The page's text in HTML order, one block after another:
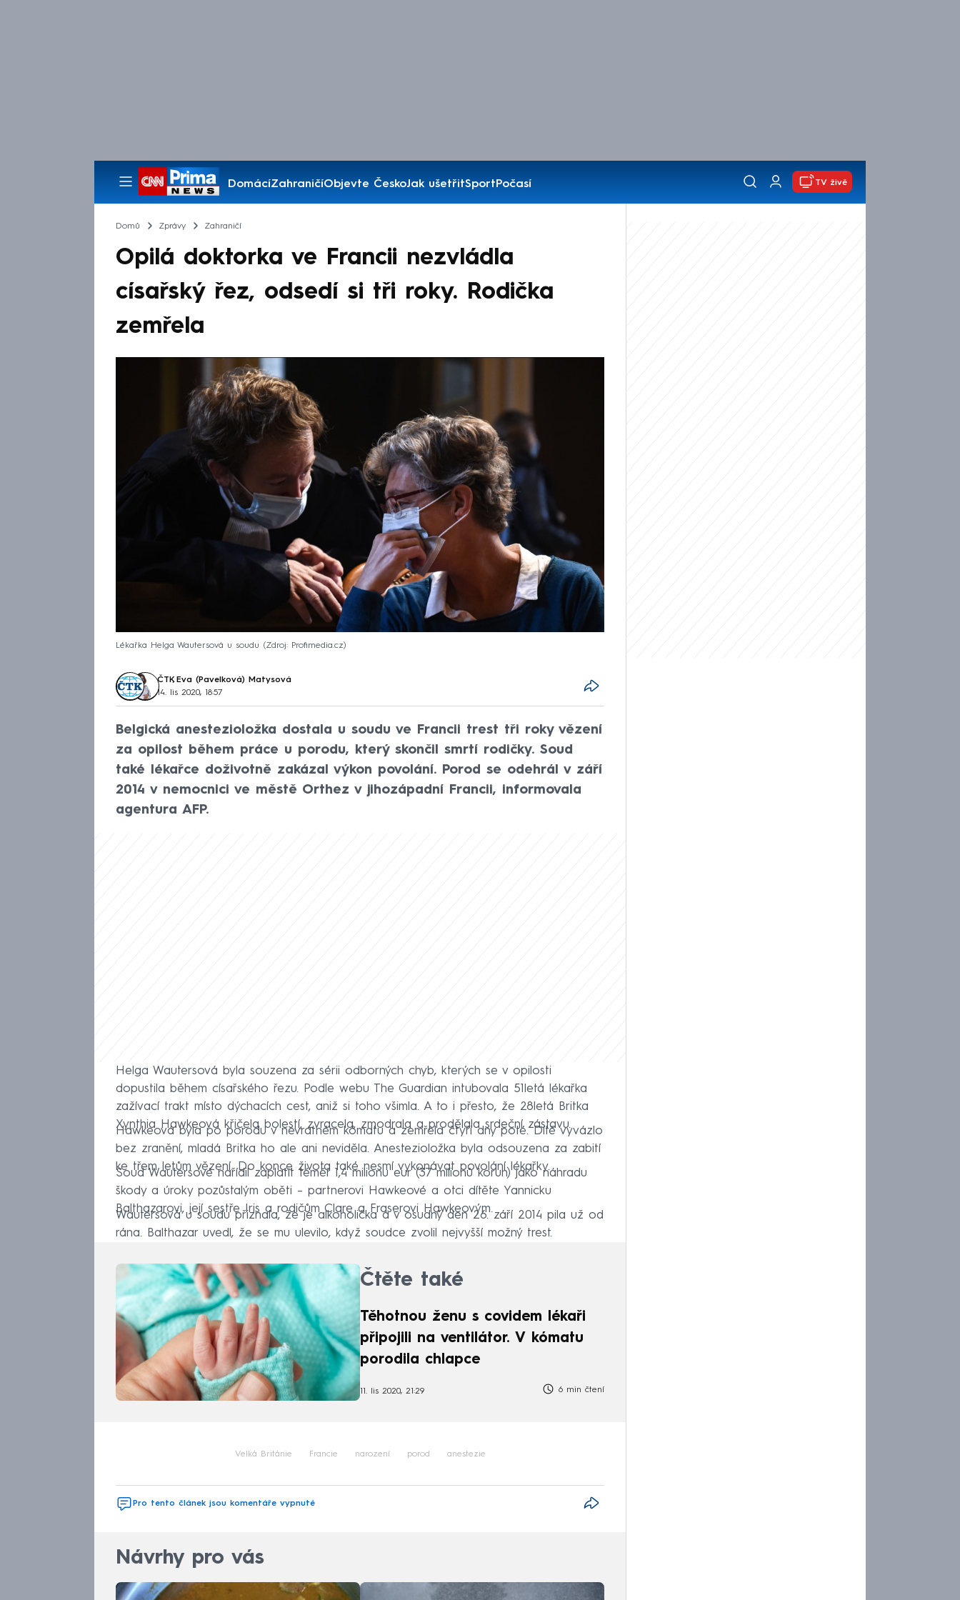
DomácíZahraničíObjevte ČeskoJak ušetřitSportPočasí
Pořady
TV živě
Domů Zprávy Zahraničí
Opilá doktorka ve Francii nezvládla
císařský řez, odsedí si tři roky. Rodička
zemřela
Lékařka Helga Wautersová u soudu Zdroj: Profimedia.cz
ČTK, Eva (Pavelková) Matysová
14. lis 2020, 18:57
Belgická anestezioložka dostala u soudu ve Francii trest tři roky vězení
za opilost během práce u porodu, který skončil smrtí rodičky. Soud
také lékařce doživotně zakázal výkon povolání. Porod se odehrál v září
2014 v nemocnici ve městě Orthez v jihozápadní Francii, informovala
agentura AFP.
Helga Wautersová byla souzena za sérii odborných chyb, kterých se v opilosti
dopustila během císařského řezu. Podle webu The Guardian intubovala 51letá lékařka
zažívací trakt místo dýchacích cest, aniž si toho všimla. A to i přesto, že 28letá Britka
Xynthia Hawkeová křičela bolestí, zvracela, zmodrala a prodělala srdeční zástavu.
Hawkeová byla po porodu v nevratném kómatu a zemřela čtyři dny poté. Dítě vyvázlo
bez zranění, mladá Britka ho ale ani neviděla. Anestezioložka byla odsouzena za zabití
ke třem letům vězení. Do konce života také nesmí vykonávat povolání lékařky.
Soud Wautersové nařídil zaplatit téměř 1,4 milionu eur (37 milionů korun) jako náhradu
škody a úroky pozůstalým oběti – partnerovi Hawkeové a otci dítěte Yannicku
Balthazarovi, její sestře Iris a rodičům Clare a Fraserovi Hawkeovým.
Wautersová u soudu přiznala, že je alkoholička a v osudný den 26. září 2014 pila už od
rána. Balthazar uvedl, že se mu ulevilo, když soudce zvolil nejvyšší možný trest.
Čtěte také
Těhotnou ženu s covidem lékaři
připojili na ventilátor. V kómatu
porodila chlapce
11. lis 2020, 21:29 6 min čtení
Velká Británie Francie narození porod anestezie
Pro tento článek jsou komentáře vypnuté
Návrhy pro vás